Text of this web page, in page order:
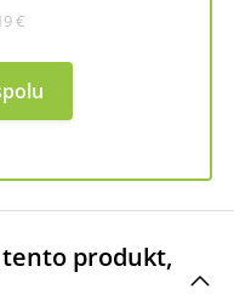
€
produkt,